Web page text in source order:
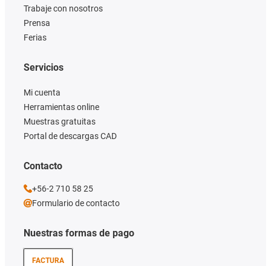
Trabaje con nosotros
Prensa
Ferias
Nuestras formas de pago
FACTURA
Servicios
Mi cuenta
Herramientas online
Muestras gratuitas
Portal de descargas CAD
Contacto
+56-2 710 58 25
Formulario de contacto